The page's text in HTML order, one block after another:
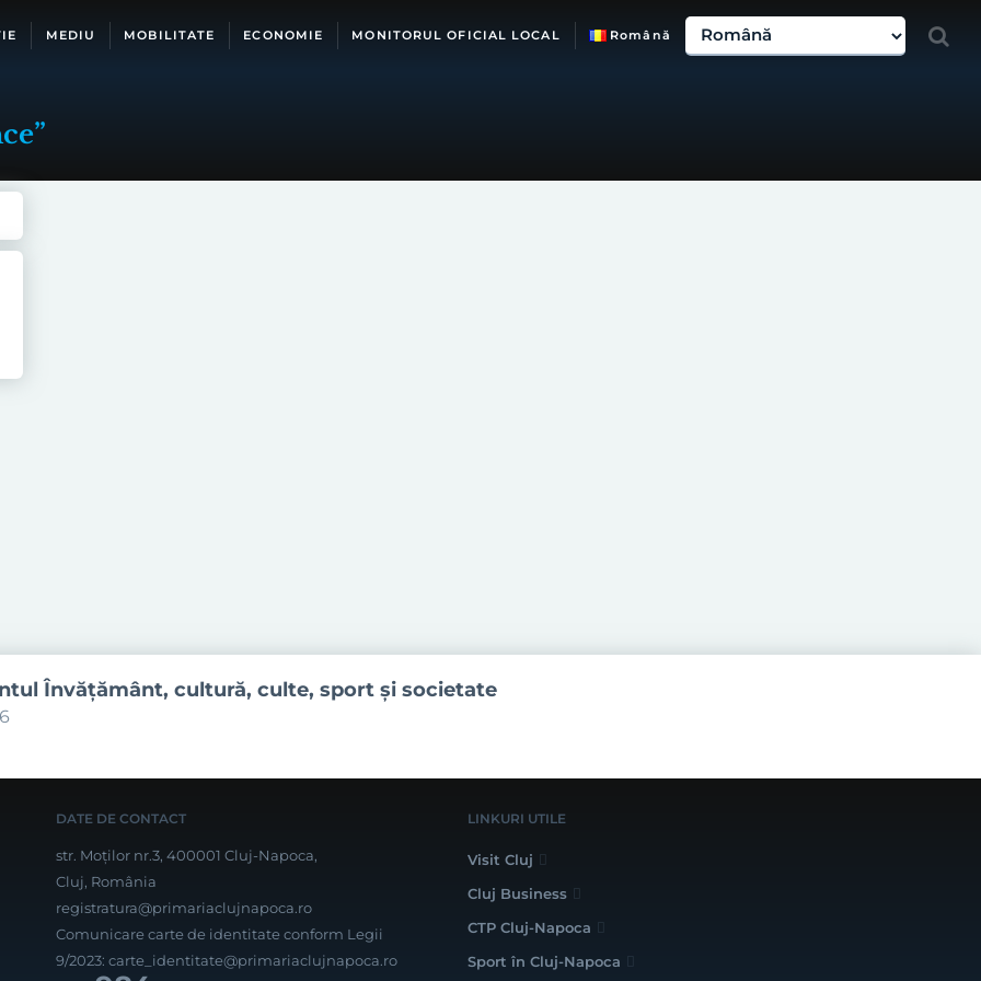
MEDIU MOBILITATE ECONOMIE MONITORUL OFICIAL LOCAL Română
Învăţământ, cultură, culte, sport şi societate
DATE DE CONTACT
str. Moților nr.3, 400001 Cluj-Napoca,
Cluj, România
registratura@primariaclujnapoca.ro
Comunicare carte de identitate conform Legii
9/2023: carte_identitate@primariaclujnapoca.ro
LINKURI UTILE
Visit Cluj
Cluj Business
CTP Cluj-Napoca
Sport în Cluj-Napoca